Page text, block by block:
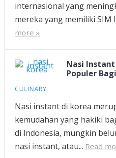
internasional yang
mereka yang memiliki SIM
more »
Nasi
Populer
CULINARY
Nasi instant di korea
kemudahan yang hakiki
di Indonesia, mungkin
nasi instant, atau... Read